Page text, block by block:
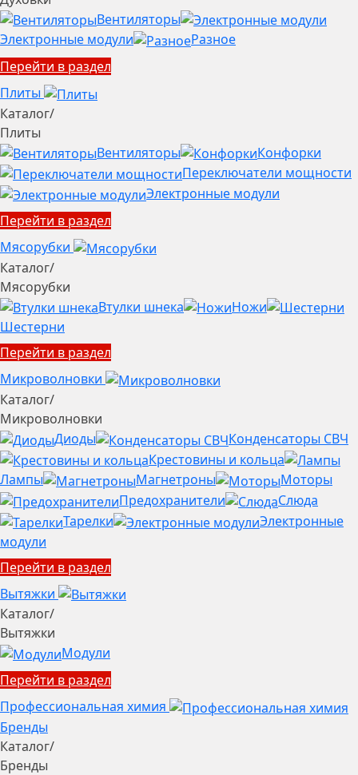
Вентиляторы
Электронные модули
Разное
Перейти в раздел
Плиты
Каталог/
Плиты
Вентиляторы
Конфорки
Переключатели мощности
Электронные модули
Перейти в раздел
Мясорубки
Каталог/
Мясорубки
Втулки шнека
Ножи
Шестерни
Перейти в раздел
Микроволновки
Каталог/
Микроволновки
Диоды
Конденсаторы СВЧ
Крестовины и кольца
Лампы
Магнетроны
Моторы
Предохранители
Слюда
Тарелки
Электронные
модули
Перейти в раздел
Вытяжки
Каталог/
Вытяжки
Модули
Перейти в раздел
Профессиональная химия
Бренды
Каталог/
Бренды